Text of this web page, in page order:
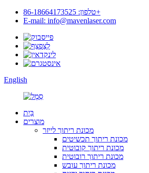
טלפון: 86-18664173525+
E-mail: info@mavenlaser.com
English
בַּיִת
מוצרים
מכונת ריתוך לייזר
מכונת ריתוך תכשיטים
מכונת ריתוך קובוטית
מכונת ריתוך רובוטית
מכונת ריתוך עובש